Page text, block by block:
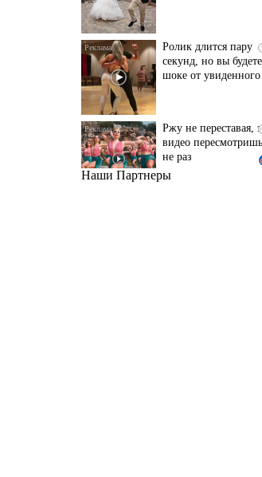
шоке от увиденного
не раз
Ролик из Омска: вы
Наши Партнеры